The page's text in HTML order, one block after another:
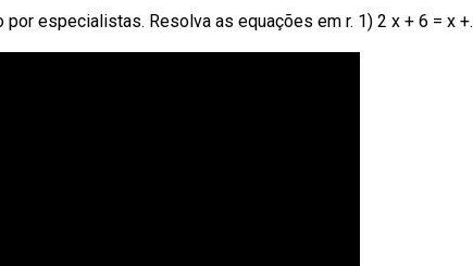
especialistas. Resolva as equações em r. 1) 2 x + 6 = x +.